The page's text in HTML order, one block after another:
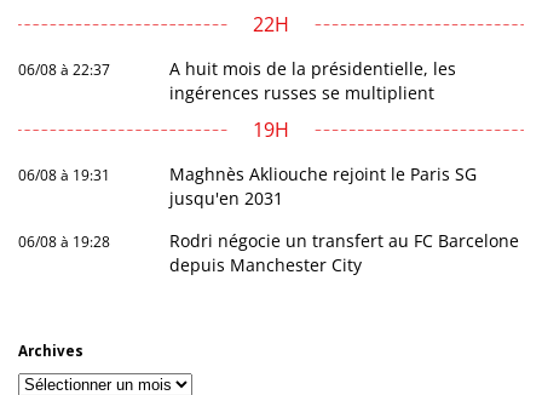
22H
06/08 à 22:37
A huit mois de la présidentielle, les
ingérences russes se multiplient
19H
06/08 à 19:31
Maghnès Akliouche rejoint le Paris SG
jusqu'en 2031
06/08 à 19:28
Rodri négocie un transfert au FC Barcelone
depuis Manchester City
Archives
Archives